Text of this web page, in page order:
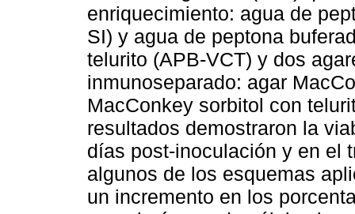
enriquecimiento: agua de
SI) y agua de peptona
telurito (APB-VCT) y dos
inmunoseparado: agar
MacConkey sorbitol con
resultados demostraron la
días post-inoculación y en el
algunos de los esquemas
un incremento en los